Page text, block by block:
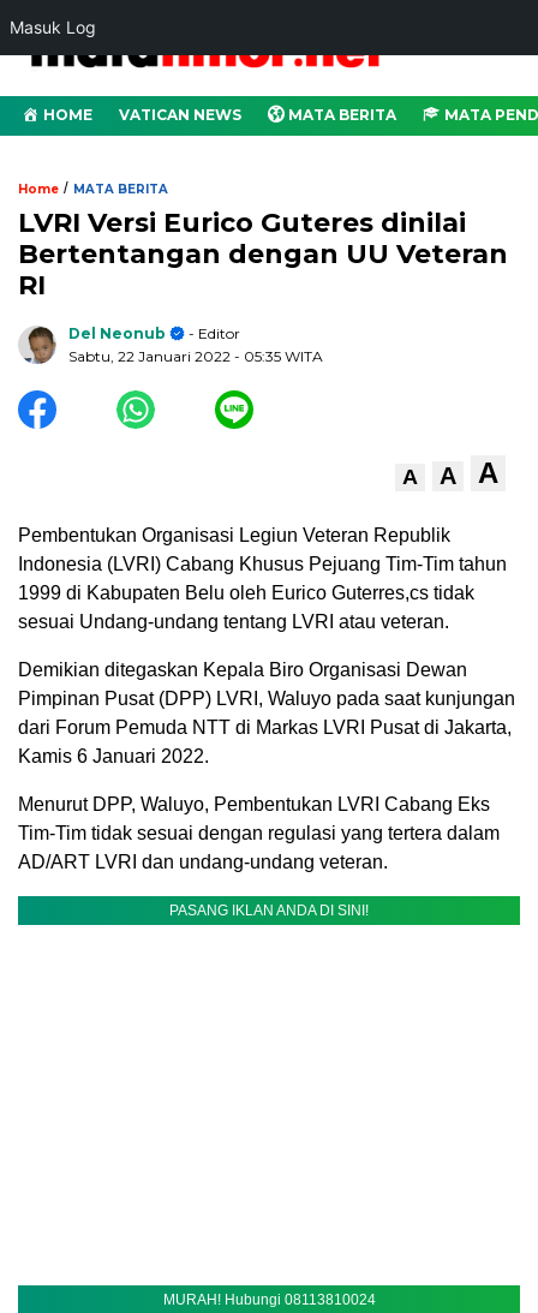
Masuk Log
HOME VATICAN NEWS MATA BERITA MATA
Home / MATA BERITA
LVRI Versi Eurico Guteres dinilai
Bertentangan dengan UU Veteran
RI
Del Neonub
- Editor
Sabtu, 22 Januari 2022 - 05:35 WITA
A A A
Pembentukan Organisasi Legiun Veteran Republik
Indonesia (LVRI) Cabang Khusus Pejuang Tim-Tim tahun
1999 di Kabupaten Belu oleh Eurico Guterres,cs tidak
sesuai Undang-undang tentang LVRI atau veteran.
Demikian ditegaskan Kepala Biro Organisasi Dewan
Pimpinan Pusat (DPP) LVRI, Waluyo pada saat kunjungan
dari Forum Pemuda NTT di Markas LVRI Pusat di Jakarta,
Kamis 6 Januari 2022.
Menurut DPP, Waluyo, Pembentukan LVRI Cabang Eks
Tim-Tim tidak sesuai dengan regulasi yang tertera dalam
AD/ART LVRI dan undang-undang veteran.
PASANG IKLAN ANDA DI SINI!
MURAH! Hubungi 08113810024